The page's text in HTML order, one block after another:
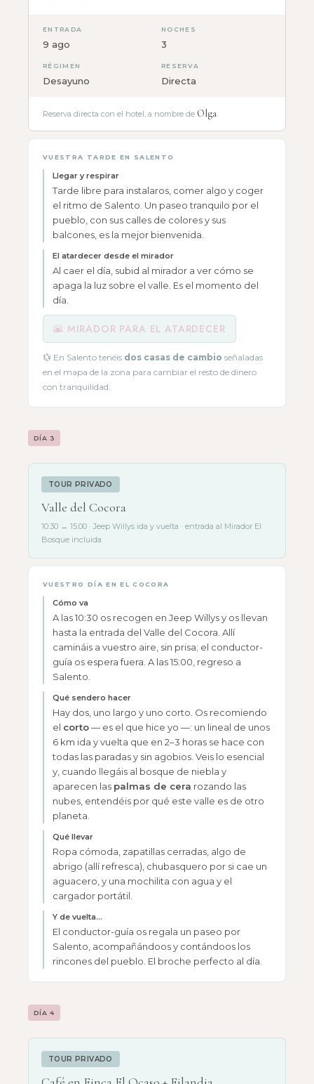
ENTRADA
9 ago
NOCHES
3
RÉGIMEN
Desayuno
RESERVA
Directa
Reserva directa con el hotel, a nombre de Olga
VUESTRA TARDE EN SALENTO
Llegar y respirar
Tarde libre para instalaros, comer algo y coger
el ritmo de Salento. Un paseo tranquilo por el
pueblo, con sus calles de colores y sus
balcones, es la mejor bienvenida.
El atardecer desde el mirador
Al caer el día, subid al mirador a ver cómo se
apaga la luz sobre el valle. Es el momento del
día.
🌇 MIRADOR PARA EL ATARDECER
💱 En Salento tenéis dos casas de cambio señaladas
en el mapa de la zona para cambiar el resto de dinero
con tranquilidad.
DÍA 3
TOUR PRIVADO
Valle del Cocora
10:30 → 15:00 · Jeep Willys ida y vuelta · entrada al Mirador El
Bosque incluida
VUESTRO DÍA EN EL COCORA
Cómo va
A las 10:30 os recogen en Jeep Willys y os llevan
hasta la entrada del Valle del Cocora. Allí
camináis a vuestro aire, sin prisa; el conductor-
guía os espera fuera. A las 15:00, regreso a
Salento.
Qué sendero hacer
Hay dos, uno largo y uno corto. Os recomiendo
el corto— es el que hice yo —: un lineal de unos
6 km ida y vuelta que en 2–3 horas se hace con
todas las paradas y sin agobios. Veis lo esencial
y, cuando llegáis al bosque de niebla y
aparecen las palmas de cera rozando las
nubes, entendéis por qué este valle es de otro
planeta.
Qué llevar
Ropa cómoda, zapatillas cerradas, algo de
abrigo (allí refresca), chubasquero por si cae un
aguacero, y una mochilita con agua y el
cargador portátil.
Y de vuelta…
El conductor-guía os regala un paseo por
Salento, acompañándoos y contándoos los
rincones del pueblo. El broche perfecto al día.
DÍA 4
TOUR PRIVADO